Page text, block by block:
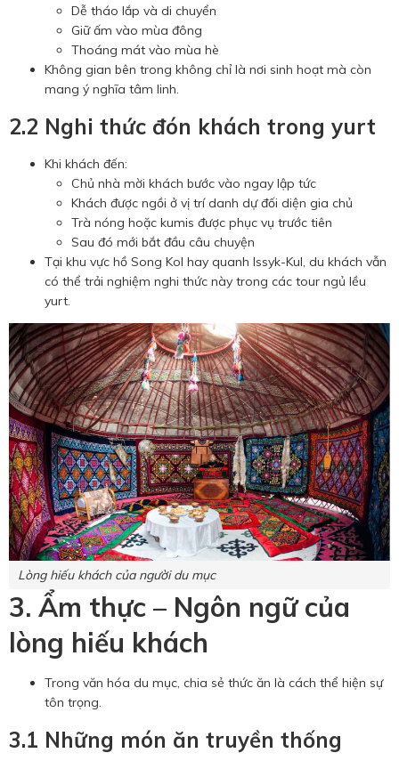
Dễ tháo lắp và di chuyển
Giữ ấm vào mùa đông
Thoáng mát vào mùa hè
Không gian bên trong không chỉ là nơi sinh hoạt mà còn
mang ý nghĩa tâm linh.
2.2 Nghi thức đón khách trong yurt
Khi khách đến:
Chủ nhà mời khách bước vào ngay lập tức
Khách được ngồi ở vị trí danh dự đối diện gia chủ
Trà nóng hoặc kumis được phục vụ trước tiên
Sau đó mới bắt đầu câu chuyện
Tại khu vực hồ Song Kol hay quanh Issyk-Kul, du khách vẫn
có thể trải nghiệm nghi thức này trong các tour ngủ lều
yurt.
Lòng hiếu khách của người du mục
3. Ẩm thực – Ngôn ngữ của
lòng hiếu khách
Trong văn hóa du mục, chia sẻ thức ăn là cách thể hiện sự
tôn trọng.
3.1 Những món ăn truyền thống